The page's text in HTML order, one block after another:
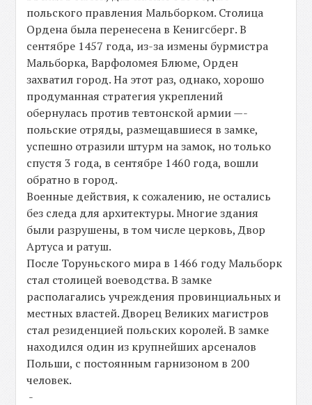
польского правления Мальборком. Столица
Ордена была перенесена в Кенигсберг. В
сентябре 1457 года, из-за измены бурмистра
Мальборка, Варфоломея Блюме, Орден
захватил город. На этот раз, однако, хорошо
продуманная стратегия укреплений
обернулась против тевтонской армии —-
польские отряды, размещавшиеся в замке,
успешно отразили штурм на замок, но только
спустя 3 года, в сентябре 1460 года, вошли
обратно в город.
Военные действия, к сожалению, не остались
без следа для архитектуры. Многие здания
были разрушены, в том числе церковь, Двор
Артуса и ратуш.
После Торуньского мира в 1466 году Мальборк
стал столицей воеводства. В замке
располагались учреждения провинциальных и
местных властей. Дворец Великих магистров
стал резиденцией польских королей. В замке
находился один из крупнейших арсеналов
Польши, с постоянным гарнизоном в 200
человек.
-